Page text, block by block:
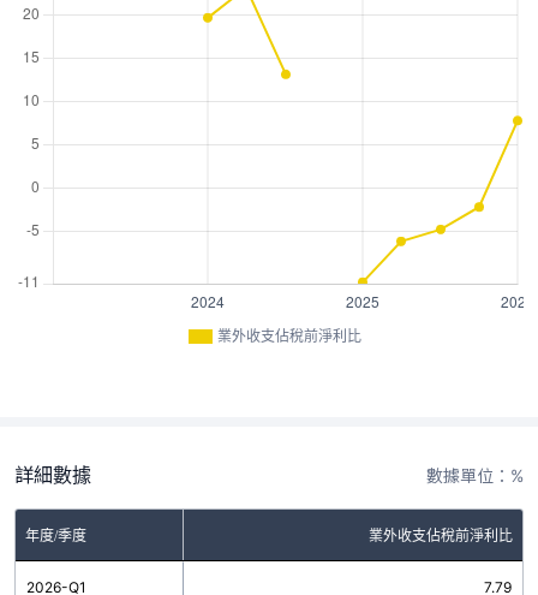
業外收支佔稅前淨利比
詳細數據 數據單位：%
年度/季度 業外收支佔稅前淨利比
2026-Q1 7.79